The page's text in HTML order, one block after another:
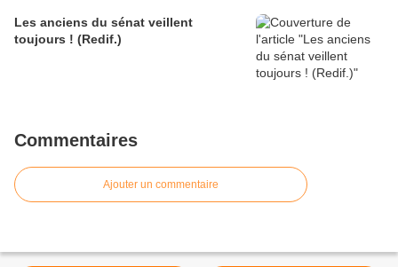
Les anciens du sénat veillent
toujours ! (Redif.)
Commentaires
Ajouter un commentaire